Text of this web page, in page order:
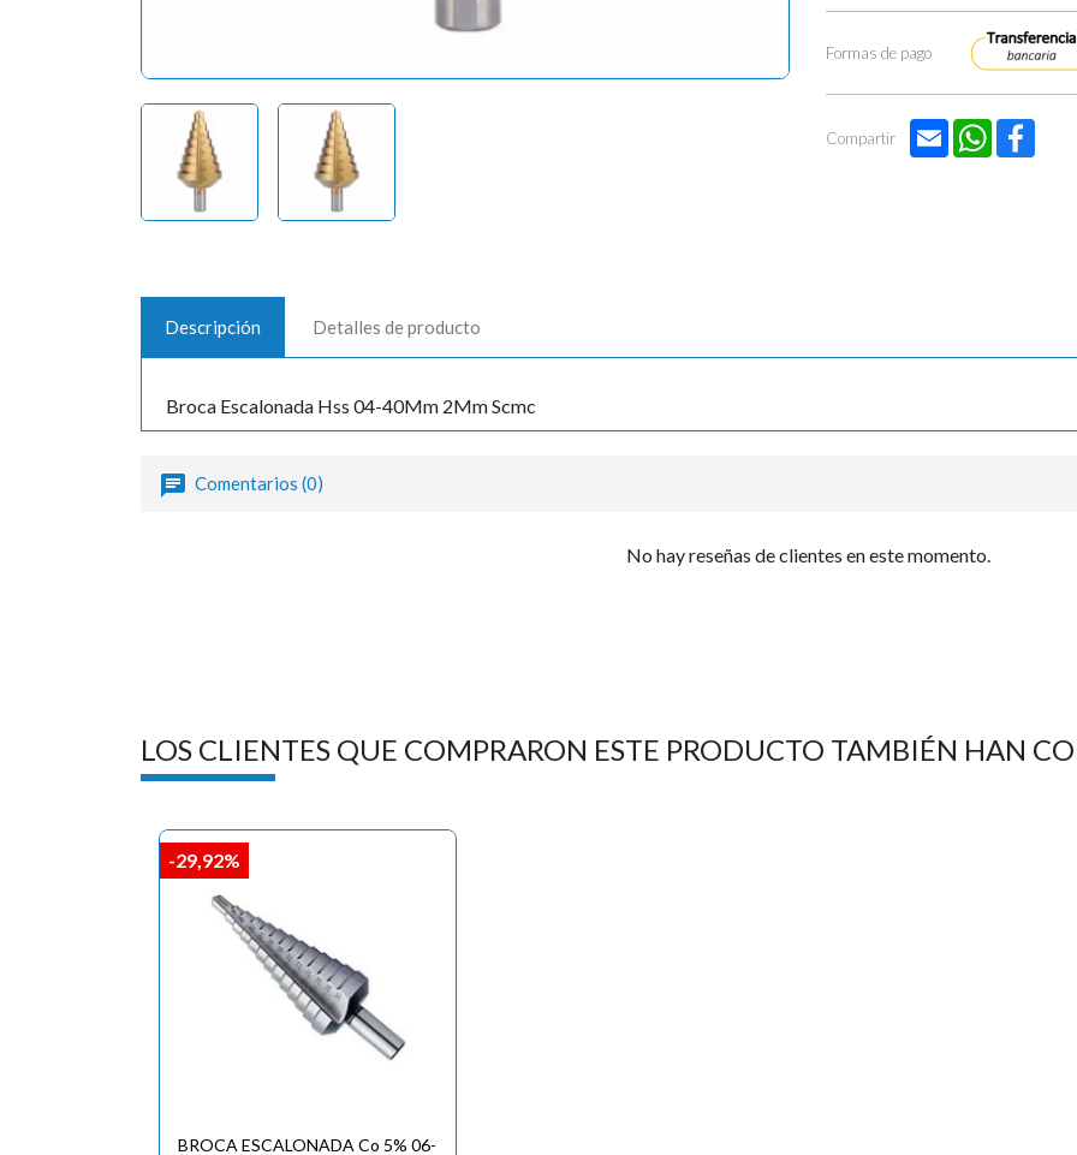
Formas de pago
Compartir Email WhatsApp
Descripción Detalles de producto
Broca Escalonada Hss 04-40Mm 2Mm Scmc
Comentarios (0)
No hay reseñas de clientes en este momento.
LOS CLIENTES QUE COMPRARON ESTE PRODUCTO TAMBIÉN HAN
BROCA ESCALONADA Co 5% 06-
-29,92%